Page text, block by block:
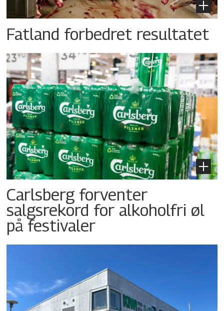
Fatland forbedret resultatet
Carlsberg forventer
salgsrekord for alkoholfri øl
på festivaler